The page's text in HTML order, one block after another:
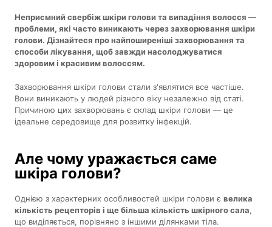
Неприємний свербіж шкіри голови та випадіння волосся —
проблеми, які часто виникають через захворювання шкіри
голови. Дізнайтеся про найпоширеніші захворювання та
способи лікування, щоб завжди насолоджуватися
здоровим і красивим волоссям.
Захворювання шкіри голови стали з'являтися все частіше.
Вони виникають у людей різного віку незалежно від статі.
Причиною цих захворювань є склад шкіри голови — це
ідеальне середовище для розвитку інфекцій.
Але чому уражається саме
шкіра голови?
Однією з характерних особливостей шкіри голови євелика
кількість рецепторів і ще більша кількість шкірного сала,
що виділяється, порівняно з іншими ділянками тіла.